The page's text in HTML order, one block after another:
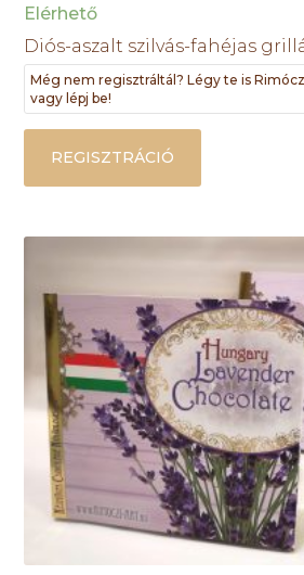
Elérhető
Diós-aszalt szilvás-fahéjas
Még nem regisztráltál? Légy te is
vagy lépj be!
REGISZTRÁCIÓ